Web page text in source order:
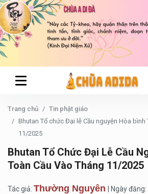
Trang chủ
Tin phật giáo
Bhutan Tổ chức Đại lễ Cầu nguyện Hòa bình
11/2025
Bhutan Tổ Chức Đại Lễ Cầu
Toàn Cầu Vào Tháng 11/2025
Tác giả: Thường Nguyên
| Ngày